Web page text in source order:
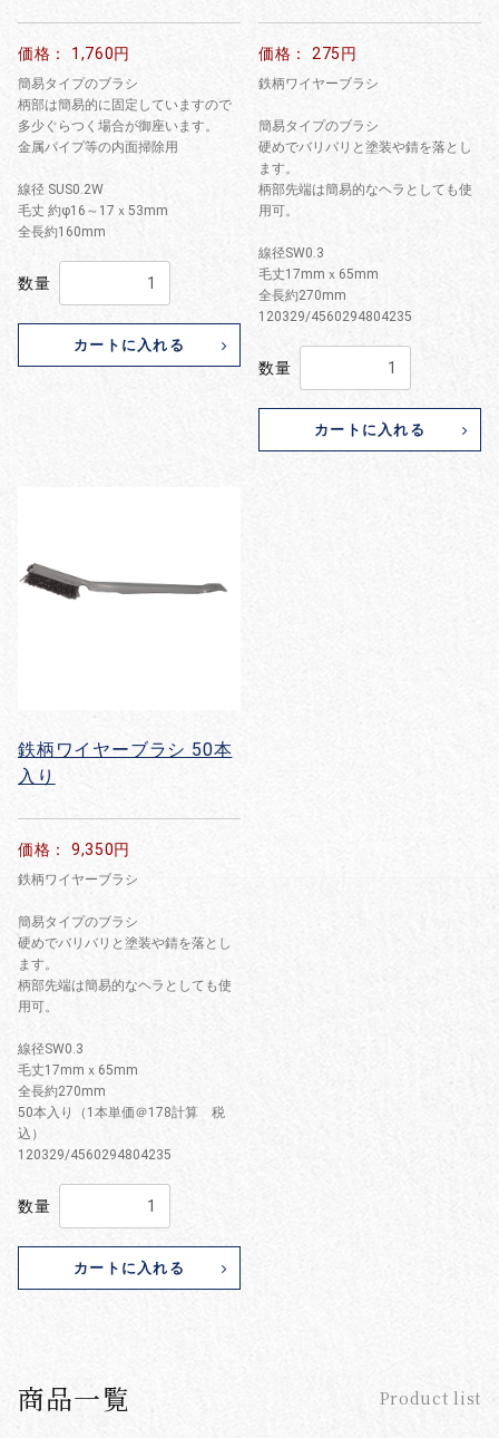
商品一覧 Product list
価格： 1,760円
簡易タイプのブラシ
柄部は簡易的に固定していますので
多少ぐらつく場合が御座います。
金属パイプ等の内面掃除用
線径 SUS0.2W
毛丈 約φ16～17ｘ53mm
全長約160mm
数量
カートに入れる
価格： 275円
鉄柄ワイヤーブラシ
簡易タイプのブラシ
硬めでバリバリと塗装や錆を落とし
ます。
柄部先端は簡易的なヘラとしても使
用可。
線径SW0.3
毛丈17mmｘ65mm
全長約270mm
120329/4560294804235
数量
カートに入れる
鉄柄ワイヤーブラシ 50本
入り
価格： 9,350円
鉄柄ワイヤーブラシ
簡易タイプのブラシ
硬めでバリバリと塗装や錆を落とし
ます。
柄部先端は簡易的なヘラとしても使
用可。
線径SW0.3
毛丈17mmｘ65mm
全長約270mm
50本入り（1本単価＠178計算 税
込）
120329/4560294804235
数量
カートに入れる